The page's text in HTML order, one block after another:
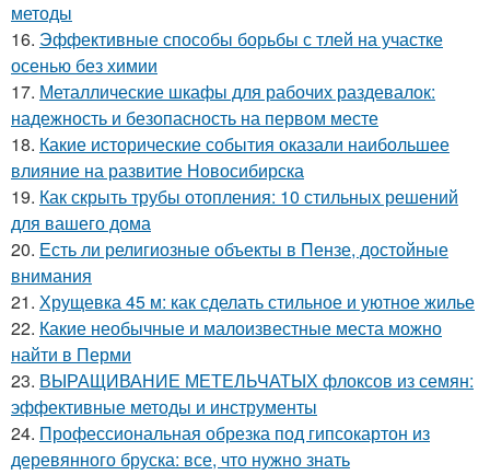
методы
16. Эффективные способы борьбы с тлей на участке
осенью без химии
17. Металлические шкафы для рабочих раздевалок:
надежность и безопасность на первом месте
18. Какие исторические события оказали наибольшее
влияние на развитие Новосибирска
19. Как скрыть трубы отопления: 10 стильных решений
для вашего дома
20. Есть ли религиозные объекты в Пензе, достойные
внимания
21. Хрущевка 45 м: как сделать стильное и уютное жилье
22. Какие необычные и малоизвестные места можно
найти в Перми
23. ВЫРАЩИВАНИЕ МЕТЕЛЬЧАТЫХ флоксов из семян:
эффективные методы и инструменты
24. Профессиональная обрезка под гипсокартон из
деревянного бруска: все, что нужно знать